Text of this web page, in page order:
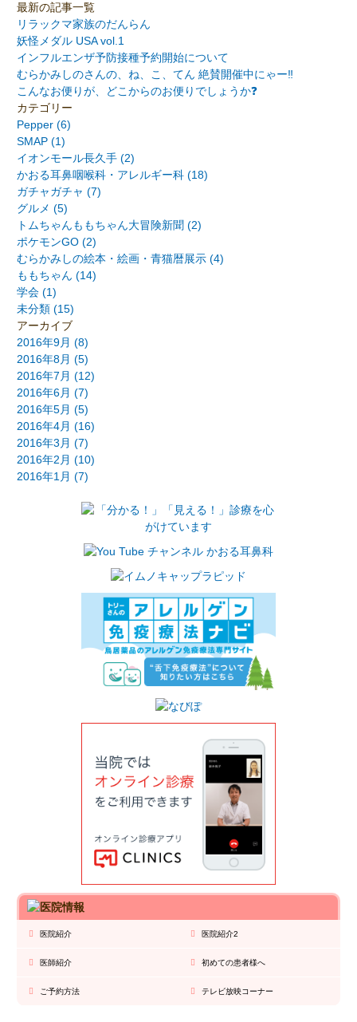
最新の記事一覧
リラックマ家族のだんらん
妖怪メダル USA vol.1
インフルエンザ予防接種予約開始について
むらかみしのさんの、ね、こ、てん 絶賛開催中にゃー‼️
こんなお便りが、どこからのお便りでしょうか❓
カテゴリー
Pepper (6)
SMAP (1)
イオンモール長久手 (2)
かおる耳鼻咽喉科・アレルギー科 (18)
ガチャガチャ (7)
グルメ (5)
トムちゃんももちゃん大冒険新聞 (2)
ポケモンGO (2)
むらかみしの絵本・絵画・青猫暦展示 (4)
ももちゃん (14)
学会 (1)
未分類 (15)
アーカイブ
2016年9月 (8)
2016年8月 (5)
2016年7月 (12)
2016年6月 (7)
2016年5月 (5)
2016年4月 (16)
2016年3月 (7)
2016年2月 (10)
2016年1月 (7)
医院紹介 医院紹介2
医師紹介 初めての患者様へ
ご予約方法 テレビ放映コーナー